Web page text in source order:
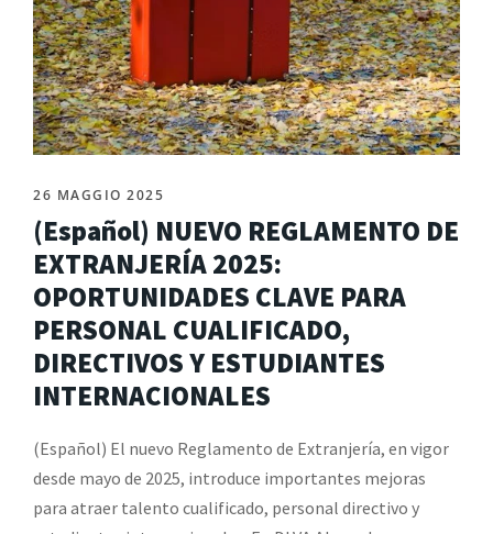
26 MAGGIO 2025
(Español) NUEVO REGLAMENTO DE
EXTRANJERÍA 2025:
OPORTUNIDADES CLAVE PARA
PERSONAL CUALIFICADO,
DIRECTIVOS Y ESTUDIANTES
INTERNACIONALES
(Español) El nuevo Reglamento de Extranjería, en vigor
desde mayo de 2025, introduce importantes mejoras
para atraer talento cualificado, personal directivo y